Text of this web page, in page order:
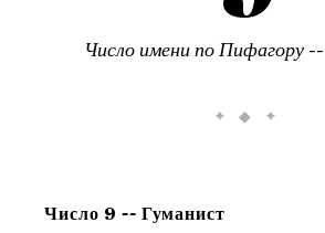
Число имени по Пифагору --
✦ ◆ ✦
Число 9 -- Гуманист